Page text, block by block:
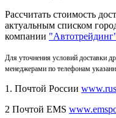
Рассчитать стоимость
актуальным списком
компании
Для уточнения условий доставки
менеджерами по телефонам
1. Почтой России
2 Почтой EMS